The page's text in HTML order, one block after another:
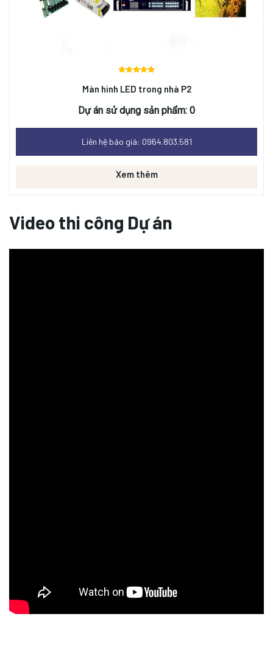
Được
xếp
5.005
Màn hình LED trong nhà P2
Dự án sử dụng sản phẩm: 0
Liên hệ báo giá: 0964.803.581
Xem thêm
Video thi công Dự án